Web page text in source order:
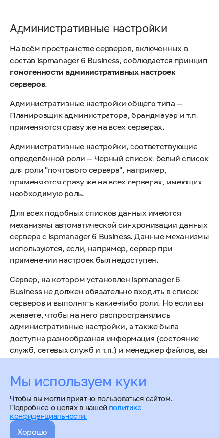
Административные настройки
На всём пространстве серверов, включенных в
состав ispmanager 6 Business, соблюдается принцип
гомогенности административных настроек
серверов.
Административные настройки общего типа —
Планировщик администратора, брандмауэр и т.п.
применяются сразу же на всех серверах.
Административные настройки, соответствующие
определённой роли — Черный список, белый список
для роли "почтового сервера", например,
применяются сразу же на всех серверах, имеющих
необходимую роль.
Для всех подобных списков данных имеются
механизмы автоматической синхронизации данных
сервера с ispmanager 6 Business. Данные механизмы
используются, если, например, сервер при
применении настроек был недоступен.
Сервер, на котором установлен ispmanager 6
Business не должен обязательно входить в список
серверов и выполнять какие-либо роли. Но если вы
желаете, чтобы на него распространялись
административные настройки, а также была
доступна разнообразная информация (состояние
служб, сетевых служб и т.п.) и менеджер файлов, вы
Мы используем куки
Чтобы вы могли приятно пользоваться сайтом.
Подробнее о целях в нашей политике
конфиденциальности.
Хорошо